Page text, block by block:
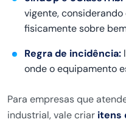
vigente,
fisicamente sobre
Regra de incidência:
onde o equipamento
Para empresas que
industrial, vale criar itens